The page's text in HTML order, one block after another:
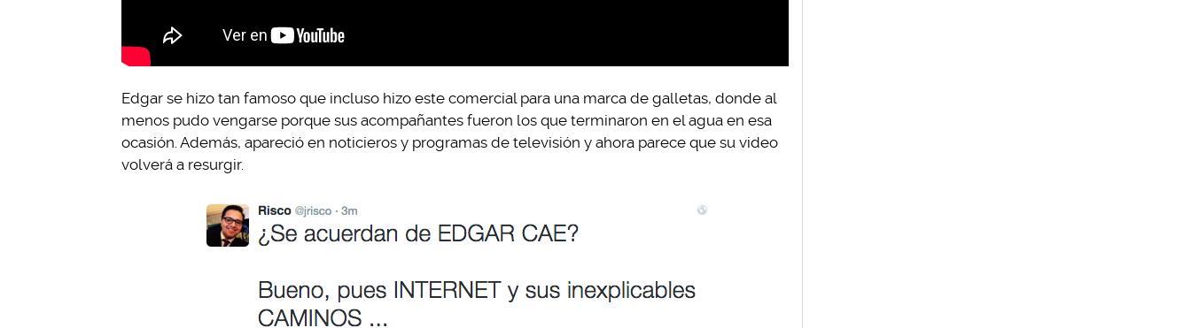
Edgar se hizo tan famoso que incluso hizo este comercial para una marca de galletas, donde al
menos pudo vengarse porque sus acompañantes fueron los que terminaron en el agua en esa
ocasión. Además, apareció en noticieros y programas de televisión y ahora parece que su video
volverá a resurgir.